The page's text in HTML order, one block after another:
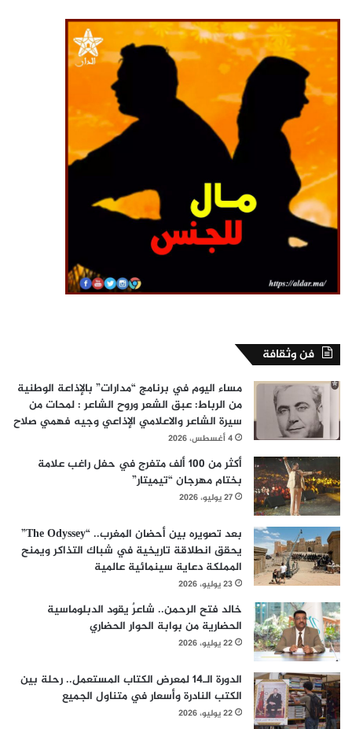
فن وثقافة
مساء اليوم في برنامج “مدارات” بالإذاعة الوطنية
من الرباط: عبق الشعر وروح الشاعر : لمحات من
سيرة الشاعر والاعلامي الإذاعي وجيه فهمي صلاح
4 أغسطس، 2026
أكثر من 100 ألف متفرج في حفل راغب علامة
بختام مهرجان “تيميتار”
27 يوليو، 2026
بعد تصويره بين أحضان المغرب.. “The Odyssey”
يحقق انطلاقة تاريخية في شباك التذاكر ويمنح
المملكة دعاية سينمائية عالمية
23 يوليو، 2026
خالد فتح الرحمن.. شاعرٌ يقود الدبلوماسية
الحضارية من بوابة الحوار الحضاري
22 يوليو، 2026
الدورة الـ14 لمعرض الكتاب المستعمل.. رحلة بين
الكتب النادرة وأسعار في متناول الجميع
22 يوليو، 2026